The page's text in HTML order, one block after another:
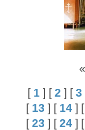
[ 1 ] [2 ] [3
[ 13 ] [ 14 ]
[23 ] [24 ]